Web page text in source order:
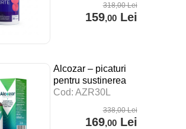
318,00Lei
159,00Lei
Alcozar – picaturi
pentru sustinerea
digestiei, a
impotriva stresului –
Cod: AZR30L
338,00Lei
169,00Lei